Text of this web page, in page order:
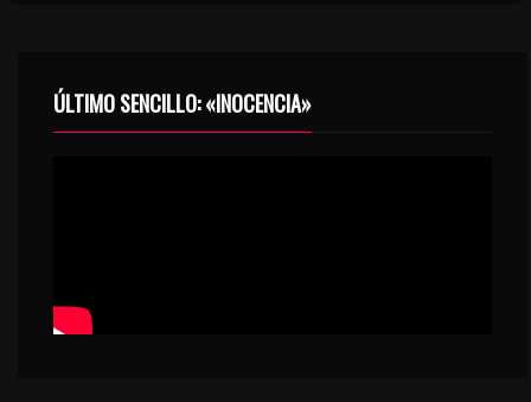
ÚLTIMO SENCILLO: «INOCENCIA»